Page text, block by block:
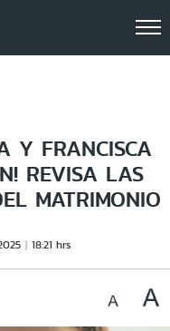
Y FRANCISCA
REVISA LAS
MATRIMONIO
18:21 hrs